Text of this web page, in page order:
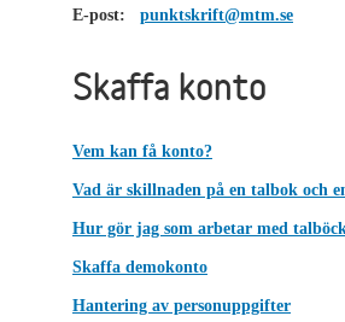
E-post:
punktskrift@mtm.se
Skaffa konto
Vem kan få konto?
Vad är skillnaden på en talbok och
Hur gör jag som arbetar med
Skaffa demokonto
Hantering av personuppgifter